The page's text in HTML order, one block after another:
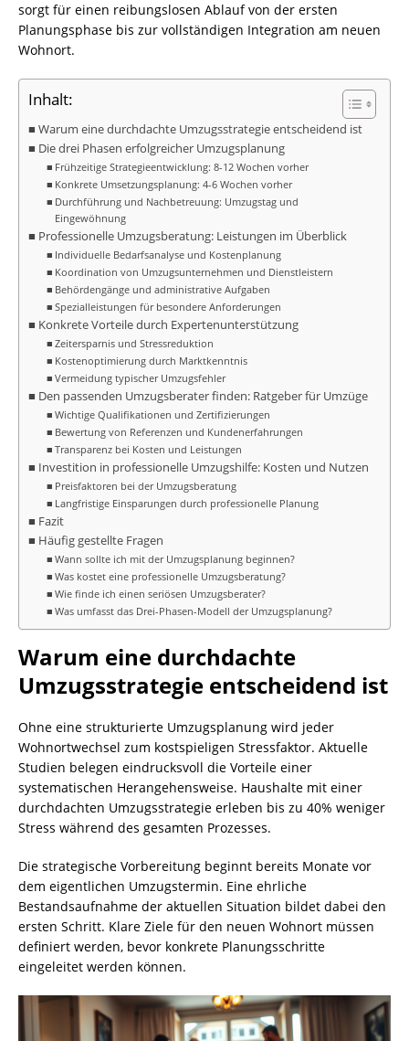
sorgt für einen reibungslosen Ablauf von der ersten
Planungsphase bis zur vollständigen Integration am neuen
Wohnort.
Inhalt:
Warum eine durchdachte Umzugsstrategie entscheidend ist
Die drei Phasen erfolgreicher Umzugsplanung
Frühzeitige Strategieentwicklung: 8-12 Wochen vorher
Konkrete Umsetzungsplanung: 4-6 Wochen vorher
Durchführung und Nachbetreuung: Umzugstag und
Eingewöhnung
Professionelle Umzugsberatung: Leistungen im Überblick
Individuelle Bedarfsanalyse und Kostenplanung
Koordination von Umzugsunternehmen und Dienstleistern
Behördengänge und administrative Aufgaben
Spezialleistungen für besondere Anforderungen
Konkrete Vorteile durch Expertenunterstützung
Zeitersparnis und Stressreduktion
Kostenoptimierung durch Marktkenntnis
Vermeidung typischer Umzugsfehler
Den passenden Umzugsberater finden: Ratgeber für Umzüge
Wichtige Qualifikationen und Zertifizierungen
Bewertung von Referenzen und Kundenerfahrungen
Transparenz bei Kosten und Leistungen
Investition in professionelle Umzugshilfe: Kosten und Nutzen
Preisfaktoren bei der Umzugsberatung
Langfristige Einsparungen durch professionelle Planung
Fazit
Häufig gestellte Fragen
Wann sollte ich mit der Umzugsplanung beginnen?
Was kostet eine professionelle Umzugsberatung?
Wie finde ich einen seriösen Umzugsberater?
Was umfasst das Drei-Phasen-Modell der Umzugsplanung?
Warum eine durchdachte
Umzugsstrategie entscheidend ist
Ohne eine strukturierte Umzugsplanung wird jeder
Wohnortwechsel zum kostspieligen Stressfaktor. Aktuelle
Studien belegen eindrucksvoll die Vorteile einer
systematischen Herangehensweise. Haushalte mit einer
durchdachten Umzugsstrategie erleben bis zu 40% weniger
Stress während des gesamten Prozesses.
Die strategische Vorbereitung beginnt bereits Monate vor
dem eigentlichen Umzugstermin. Eine ehrliche
Bestandsaufnahme der aktuellen Situation bildet dabei den
ersten Schritt. Klare Ziele für den neuen Wohnort müssen
definiert werden, bevor konkrete Planungsschritte
eingeleitet werden können.